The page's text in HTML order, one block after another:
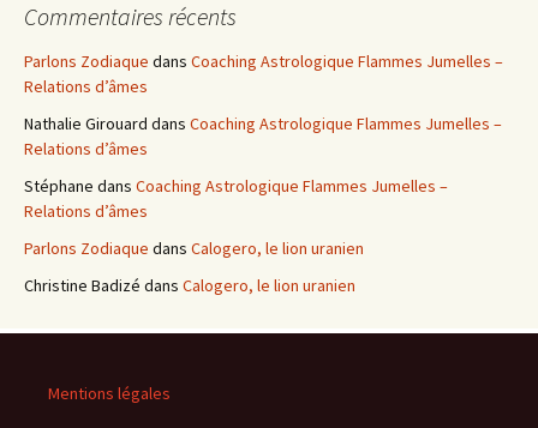
Commentaires récents
Parlons Zodiaque dans Coaching Astrologique Flammes Jumelles –
Relations d’âmes
Nathalie Girouard dans Coaching Astrologique Flammes Jumelles –
Relations d’âmes
Stéphane dans Coaching Astrologique Flammes Jumelles –
Relations d’âmes
Parlons Zodiaque dans Calogero, le lion uranien
Christine Badizé dans Calogero, le lion uranien
Mentions légales